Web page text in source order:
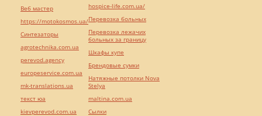
Веб мастер
https://motokosmos.ua/
Синтезаторы
agrotechnika.com.ua
perevod.agency
europeservice.com.ua
mk-translations.ua
текст юа
kievperevod.com.ua
hospice-life.com.ua/
Перевозка больных
Перевозка лежачих
больных за границу
Шкафы купе
Брендовые сумки
Натяжные потолки Nova
Stelya
maltina.com.ua
Cылки